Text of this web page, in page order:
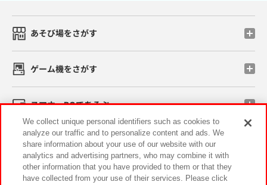
あそび場をさがす
ゲーム機をさがす
スマホ・PCであそぶ
イベント・キャンペーン
We collect unique personal identifiers such as cookies to
analyze our traffic and to personalize content and ads. We
share information about your use of our website with our
analytics and advertising partners, who may combine it with
other information that you have provided to them or that they
have collected from your use of their services. Please click